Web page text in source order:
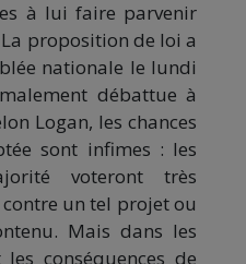
à lui faire parvenir
proposition de loi a
nationale le lundi
débattue à
Logan, les chances
sont infimes : les
voteront très
un tel projet ou
Mais dans les
conséquences de